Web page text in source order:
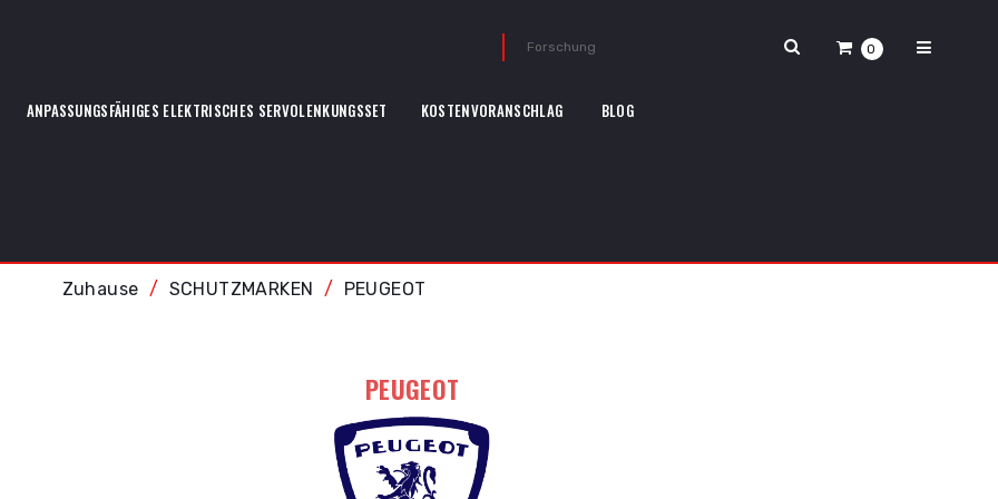
0
ANPASSUNGSFÄHIGES ELEKTRISCHES SERVOLENKUNGSSET KOSTENVORANSCHLAG BLOG
Zuhause SCHUTZMARKEN PEUGEOT
PEUGEOT